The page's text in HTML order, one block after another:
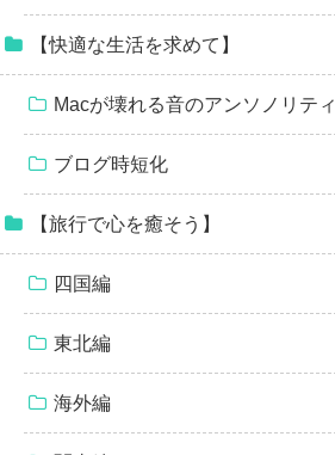
【快適な生活を求めて】
Macが壊れる音のアンソノリティ
ブログ時短化
【旅行で心を癒そう】
四国編
東北編
海外編